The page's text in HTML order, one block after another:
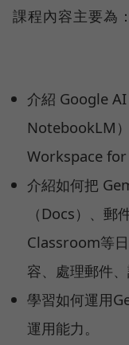
課程內容主要為：
介紹 Google AI
NotebookLM
Workspace for
介紹如何把
（Docs）、郵
Classroom等
容、處理郵件
學習如何運用
運用能力。